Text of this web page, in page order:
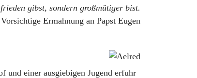
gibst, sondern großmütiger bist.
Ermahnung an Papst Eugen
und einer ausgiebigen Jugend erfuhr